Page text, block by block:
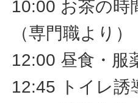
10:00 お茶の時
（専門職より）
12:00 昼食・服
12:45 トイレ誘